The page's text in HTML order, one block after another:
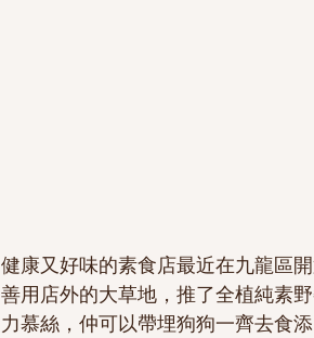
健康又好味的素食店最近在九龍區
善用店外的大草地，推了全植純素
力慕絲，仲可以帶埋狗狗一齊去食添